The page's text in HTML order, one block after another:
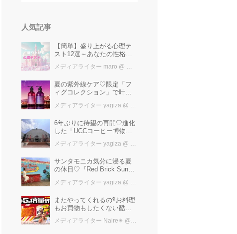
人気記事
【簡単】盛り上がる心理テ
スト12選～あなたの性格を
メディアライター maro @ カワコレメディア編集部
夏の紫外線ケア♡限定「フ
ィグコレクション」で叶え
メディアライター yagiza @ カワコレメディア編集部
6年ぶりに待望の再開♡進化
した「UCCコーヒー博物
ーマパーク”！館内展示の全
メディアライター yagiza @ カワコレメディア編集部
サンタモニカ気分に浸る夏
の休日♡『Red Brick Sunset
レンガ倉庫】
メディアライター yagiza @ カワコレメディア編集部
またやってくれるの⁈お料理
もお買物もしたくない酷暑
けば増量中！！
メディアライター Naire✴︎ @ カワコレメディア編集部